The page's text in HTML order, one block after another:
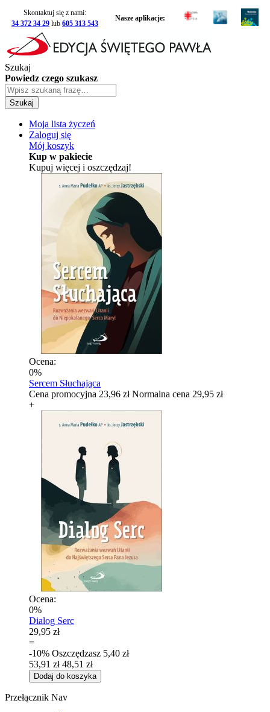
Skontaktuj się z nami:
34 372 34 29 lub 605 313 543
Nasze aplikacje:
Szukaj
Powiedz czego szukasz
Szukaj
Moja lista życzeń
Zaloguj się
Mój koszyk
Kup w pakiecie
Kupuj więcej i oszczędzaj!
Ocena:
0%
Sercem Słuchająca
Cena promocyjna 23,96 zł Normalna cena 29,95 zł
+
Ocena:
0%
Dialog Serc
29,95 zł
=
-10% Oszczędzasz 5,40 zł
53,91 zł 48,51 zł
Dodaj do koszyka
Przełącznik Nav